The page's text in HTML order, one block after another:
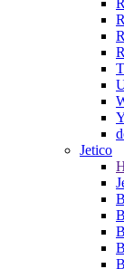
Jetico